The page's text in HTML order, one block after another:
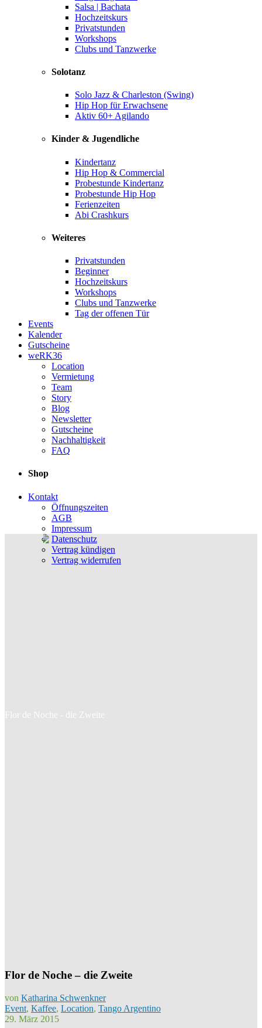
Salsa | Bachata
Hochzeitskurs
Privatstunden
Workshops
Clubs und Tanzwerke
Solotanz
Solo Jazz & Charleston (Swing)
Hip Hop für Erwachsene
Aktiv 60+ Agilando
Kinder & Jugendliche
Kindertanz
Hip Hop & Commercial
Probestunde Kindertanz
Probestunde Hip Hop
Ferienzeiten
Abi Crashkurs
Weiteres
Privatstunden
Beginner
Hochzeitskurs
Workshops
Clubs und Tanzwerke
Tag der offenen Tür
Events
Kalender
Gutscheine
weRK36
Location
Vermietung
Team
Story
Blog
Newsletter
Gutscheine
Nachhaltigkeit
FAQ
Shop
Kontakt
Öffnungszeiten
AGB
Impressum
Datenschutz
Vertrag kündigen
Vertrag widerrufen
Flor de Noche - die Zweite
Flor de Noche – die Zweite
von Katharina Schwenkner
Event, Kaffee, Location, Tango Argentino
29. März 2015